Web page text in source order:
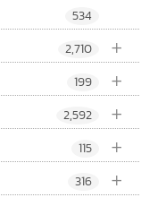
534
+
2,710
+
199
+
2,592
+
115
+
316